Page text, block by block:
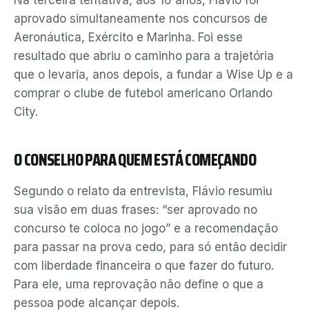
aprovado simultaneamente nos concursos de
Aeronáutica, Exército e Marinha. Foi esse
resultado que abriu o caminho para a trajetória
que o levaria, anos depois, a fundar a Wise Up e a
comprar o clube de futebol americano Orlando
City.
O CONSELHO PARA QUEM ESTÁ COMEÇANDO
Segundo o relato da entrevista, Flávio resumiu
sua visão em duas frases: “ser aprovado no
concurso te coloca no jogo” e a recomendação
para passar na prova cedo, para só então decidir
com liberdade financeira o que fazer do futuro.
Para ele, uma reprovação não define o que a
pessoa pode alcançar depois.